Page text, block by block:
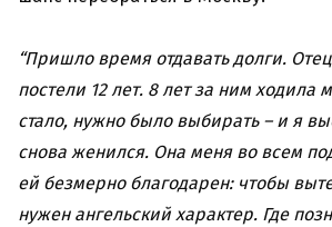
“Пришло время отдавать долги.
постели 12 лет. 8 лет за ним ходила
стало, нужно было выбирать – и я
снова женился. Она меня во всем
ей безмерно благодарен: чтобы
нужен ангельский характер. Где